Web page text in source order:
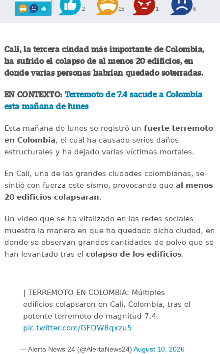
2 15 1 6
Cali, la tercera ciudad más importante de Colombia,
ha sufrido el colapso de al menos 20 edificios, en
donde varias personas habrían quedado soterradas.
EN CONTEXTO: Terremoto de 7.4 sacude a Colombia
esta mañana de lunes
Esta mañana de lunes se registró un fuerte terremoto
en Colombia, el cual ha causado serios daños
estructurales y ha dejado varias víctimas mortales.
En Cali, una de las grandes ciudades colombianas, se
sintió con fuerza este sismo, provocando que al menos
20 edificios colapsaran.
Un video que se ha vitalizado en las redes sociales
muestra la manera en que ha quedado dicha ciudad, en
donde se observan grandes cantidades de polvo que se
han levantado tras el colapso de los edificios.
| TERREMOTO EN COLOMBIA: Múltiples
edificios colapsaron en Cali, Colombia, tras el
potente terremoto de magnitud 7.4.
pic.twitter.com/GFDW8qxzu5
— Alerta News 24 (@AlertaNews24) August 10, 2026